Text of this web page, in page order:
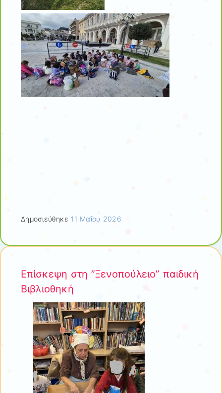
Δημοσιεύθηκε 11 Μαΐου 2026
Επίσκεψη στη ”Ξενοπούλειο” παιδική
Βιβλιοθηκή